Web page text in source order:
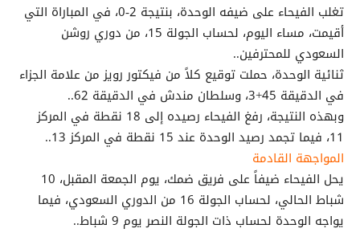
تغلب الفيحاء على ضيفه الوحدة، بنتيجة 2-0، في المباراة التي
أقيمت، مساء اليوم، لحساب الجولة 15، من دوري روشن
السعودي للمحترفين..
ثنائية الوحدة، حملت توقيع كلاً من فيكتور رويز من علامة الجزاء
في الدقيقة 45+3، وسلطان مندش في الدقيقة 62..
وبهذه النتيجة، رفغ الفيحاء رصيده إلى 18 نقطة في المركز
11، فيما تجمد رصيد الوحدة عند 15 نقطة في المركز 13..
المواجهة القادمة
يحل الفيحاء ضيفاً على فريق ضمك، يوم الجمعة المقبل، 10
شباط الحالي، لحساب الجولة 16 من الدوري السعودي، فيما
يواجه الوحدة لحساب ذات الجولة النصر يوم 9 شباط..